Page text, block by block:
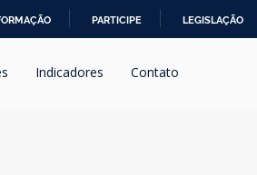
PARTICIPE LEGISLAÇÃO
Indicadores Contato